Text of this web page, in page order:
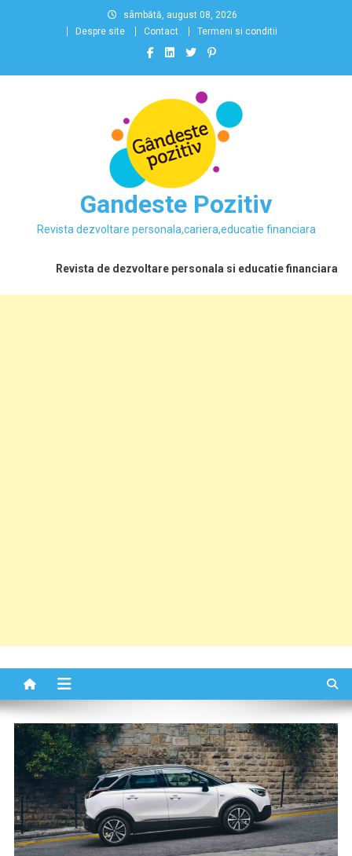
sâmbătă, august 08, 2026
Despre site
Contact Termeni si conditii
Gandeste Pozitiv
Revista dezvoltare personala,cariera,educatie financiara
Revista de dezvoltare personala si educatie financiara